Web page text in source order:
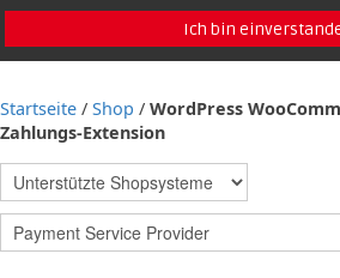
BLOG
SUPPORT
ABOUT
Ich bin
Startseite / Shop / WordPress
Zahlungs-Extension